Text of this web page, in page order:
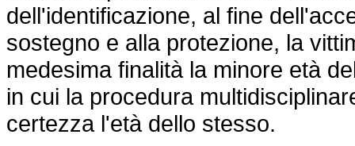
dell'identificazione, al fine
sostegno e alla protezione, la
medesima finalità la minore età
in cui la procedura
certezza l'età dello stesso.